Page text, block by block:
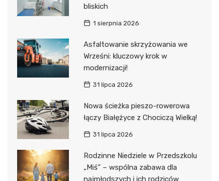
bliskich
1 sierpnia 2026
Asfaltowanie skrzyżowania we
Wrześni: kluczowy krok w
modernizacji!
31 lipca 2026
Nowa ścieżka pieszo-rowerowa
łączy Białężyce z Chociczą Wielką!
31 lipca 2026
Rodzinne Niedziele w Przedszkolu
„Miś” – wspólna zabawa dla
najmłodszych i ich rodziców